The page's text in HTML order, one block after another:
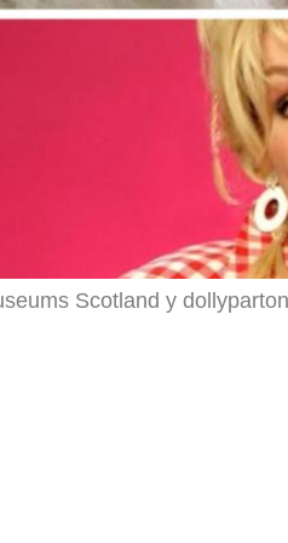
Scotland y